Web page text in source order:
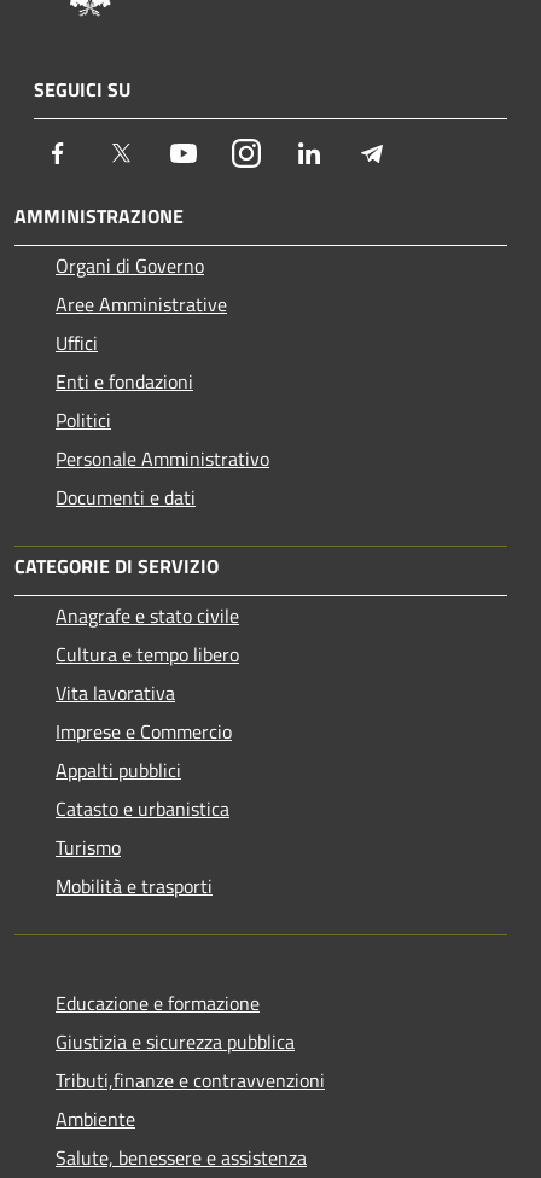
SEGUICI SU
Facebook Twitter YoutubeInstagram LinkedIn
AMMINISTRAZIONE
Organi di Governo
Aree Amministrative
Uffici
Enti e fondazioni
Politici
Personale Amministrativo
Documenti e dati
CATEGORIE DI SERVIZIO
Anagrafe e stato civile
Cultura e tempo libero
Vita lavorativa
Imprese e Commercio
Appalti pubblici
Catasto e urbanistica
Turismo
Mobilità e trasporti
Educazione e formazione
Giustizia e sicurezza pubblica
Tributi,finanze e contravvenzioni
Ambiente
Salute, benessere e assistenza